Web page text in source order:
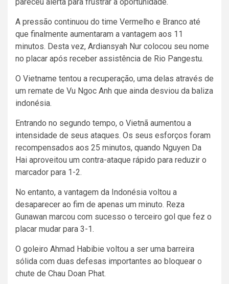
A pressão continuou do time Vermelho e Branco até
que finalmente aumentaram a vantagem aos 11
minutos. Desta vez, Ardiansyah Nur colocou seu nome
no placar após receber assistência de Rio Pangestu.
O Vietname tentou a recuperação, uma delas através de
um remate de Vu Ngoc Anh que ainda desviou da baliza
indonésia.
Entrando no segundo tempo, o Vietnã aumentou a
intensidade de seus ataques. Os seus esforços foram
recompensados ​​​​aos 25 minutos, quando Nguyen Da
Hai aproveitou um contra-ataque rápido para reduzir o
marcador para 1-2.
No entanto, a vantagem da Indonésia voltou a
desaparecer ao fim de apenas um minuto. Reza
Gunawan marcou com sucesso o terceiro gol que fez o
placar mudar para 3-1.
O goleiro Ahmad Habibie voltou a ser uma barreira
sólida com duas defesas importantes ao bloquear o
chute de Chau Doan Phat.